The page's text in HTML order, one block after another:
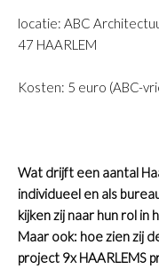
locatie: ABC
47 HAARLEM
Kosten: 5 euro (ABC-
Wat drijft een aantal
individueel en als
kijken zij naar hun rol in
Maar ook: hoe zien zij
project 9x HAARLEMS